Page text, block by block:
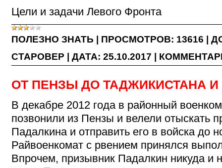
Цели и задачи Левого Фронта
ПОЛЕЗНО ЗНАТЬ ПРОСМОТРОВ: 13616
СТАРОВЕР
ДАТА: 25.10.2017
ОТ ПЕНЗЫ ДО ТАДЖИКИСТАНА И
В декабре 2012 года в районный
позвонили из Пензы и велели отыскать
Падалкина и отправить его в войска до
Райвоенкомат с рвением принялся
Впрочем, призывник Падалкин никуда и